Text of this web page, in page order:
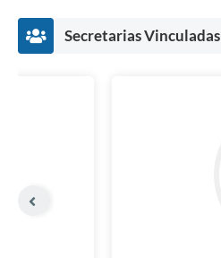
Secretarias Vinculadas